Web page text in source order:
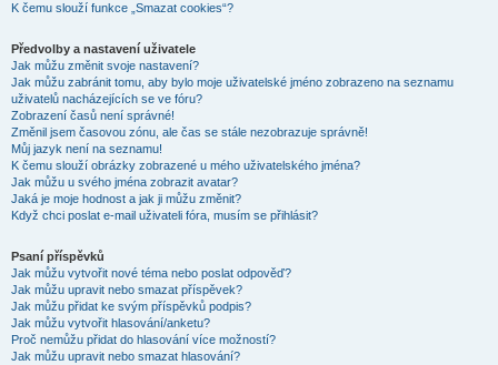
K čemu slouží funkce „Smazat cookies“?
Předvolby a nastavení uživatele
Jak můžu změnit svoje nastavení?
Jak můžu zabránit tomu, aby bylo moje uživatelské jméno zobrazeno na seznamu
uživatelů nacházejících se ve fóru?
Zobrazení časů není správné!
Změnil jsem časovou zónu, ale čas se stále nezobrazuje správně!
Můj jazyk není na seznamu!
K čemu slouží obrázky zobrazené u mého uživatelského jména?
Jak můžu u svého jména zobrazit avatar?
Jaká je moje hodnost a jak ji můžu změnit?
Když chci poslat e-mail uživateli fóra, musím se přihlásit?
Psaní příspěvků
Jak můžu vytvořit nové téma nebo poslat odpověď?
Jak můžu upravit nebo smazat příspěvek?
Jak můžu přidat ke svým příspěvků podpis?
Jak můžu vytvořit hlasování/anketu?
Proč nemůžu přidat do hlasování více možností?
Jak můžu upravit nebo smazat hlasování?